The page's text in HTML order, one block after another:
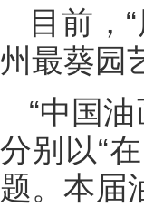
目前，
州最葵园
“中国
分别以“
题。本届